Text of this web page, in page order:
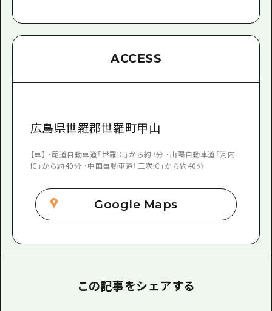
ACCESS
広島県世羅郡世羅町甲山
【車】 ・尾道自動車道「世羅IC」から約7分 ・山陽自動車道「河内
IC」から約40分 ・中国自動車道「三次IC」から約40分
Google Maps
この記事をシェアする